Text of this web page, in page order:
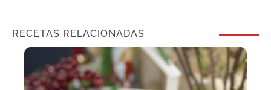
RECETAS RELACIONADAS